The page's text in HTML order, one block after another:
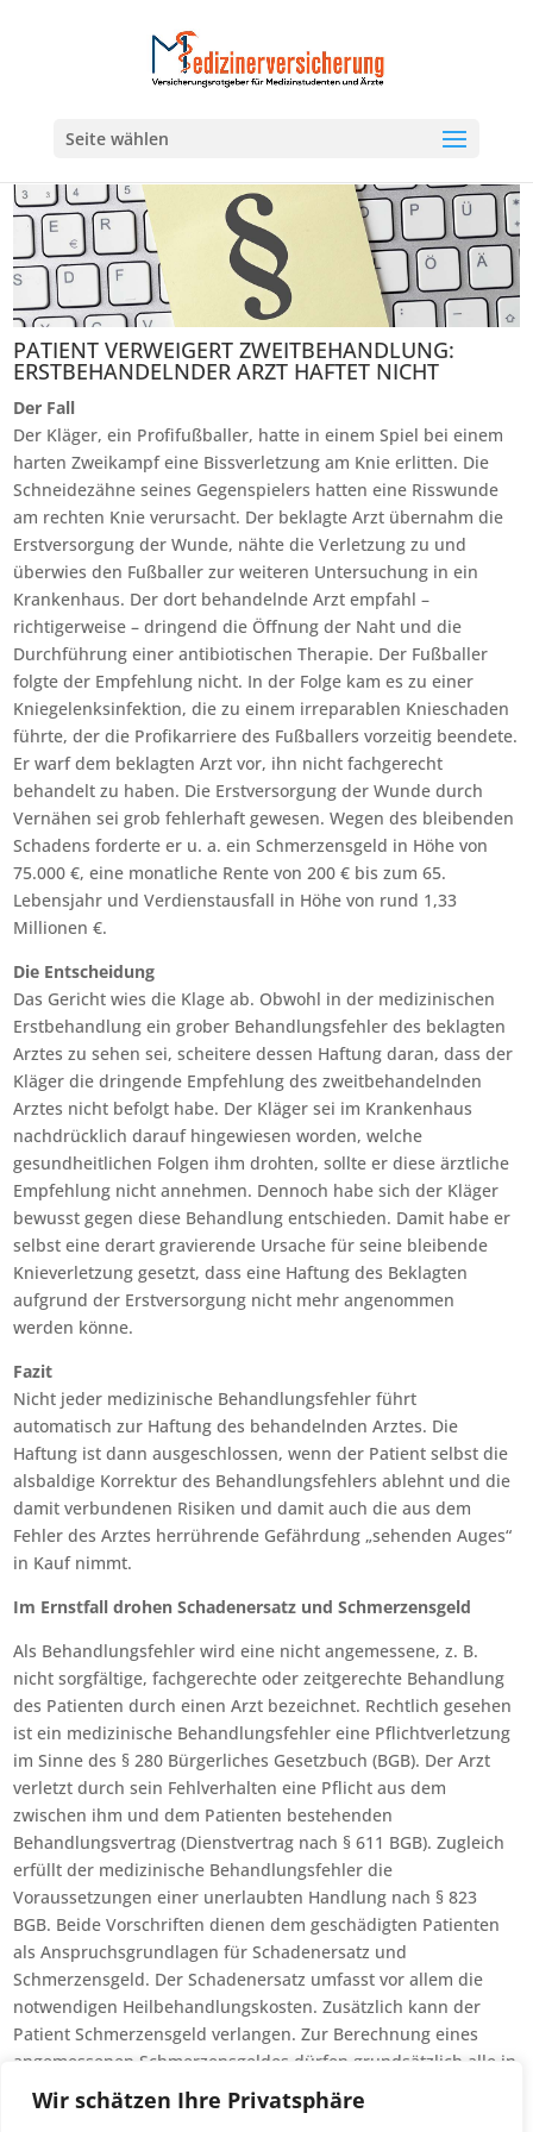
Wir schätzen Ihre Privatsphäre
Seite wählen
PATIENT VERWEIGERT ZWEITBEHANDLUNG:
ERSTBEHANDELNDER ARZT HAFTET NICHT
Der Fall
Der Kläger, ein Profifußballer, hatte in einem Spiel bei einem
harten Zweikampf eine Bissverletzung am Knie erlitten. Die
Schneidezähne seines Gegenspielers hatten eine Risswunde
am rechten Knie verursacht. Der beklagte Arzt übernahm die
Erstversorgung der Wunde, nähte die Verletzung zu und
überwies den Fußballer zur weiteren Untersuchung in ein
Krankenhaus. Der dort behandelnde Arzt empfahl –
richtigerweise – dringend die Öffnung der Naht und die
Durchführung einer antibiotischen Therapie. Der Fußballer
folgte der Empfehlung nicht. In der Folge kam es zu einer
Kniegelenksinfektion, die zu einem irreparablen Knieschaden
führte, der die Profikarriere des Fußballers vorzeitig beendete.
Er warf dem beklagten Arzt vor, ihn nicht fachgerecht
behandelt zu haben. Die Erstversorgung der Wunde durch
Vernähen sei grob fehlerhaft gewesen. Wegen des bleibenden
Schadens forderte er u. a. ein Schmerzensgeld in Höhe von
75.000 €, eine monatliche Rente von 200 € bis zum 65.
Lebensjahr und Verdienstausfall in Höhe von rund 1,33
Millionen €.
Die Entscheidung
Das Gericht wies die Klage ab. Obwohl in der medizinischen
Erstbehandlung ein grober Behandlungsfehler des beklagten
Arztes zu sehen sei, scheitere dessen Haftung daran, dass der
Kläger die dringende Empfehlung des zweitbehandelnden
Arztes nicht befolgt habe. Der Kläger sei im Krankenhaus
nachdrücklich darauf hingewiesen worden, welche
gesundheitlichen Folgen ihm drohten, sollte er diese ärztliche
Empfehlung nicht annehmen. Dennoch habe sich der Kläger
bewusst gegen diese Behandlung entschieden. Damit habe er
selbst eine derart gravierende Ursache für seine bleibende
Knieverletzung gesetzt, dass eine Haftung des Beklagten
aufgrund der Erstversorgung nicht mehr angenommen
werden könne.
Fazit
Nicht jeder medizinische Behandlungsfehler führt
automatisch zur Haftung des behandelnden Arztes. Die
Haftung ist dann ausgeschlossen, wenn der Patient selbst die
alsbaldige Korrektur des Behandlungsfehlers ablehnt und die
damit verbundenen Risiken und damit auch die aus dem
Fehler des Arztes herrührende Gefährdung „sehenden Auges“
in Kauf nimmt.
Im Ernstfall drohen Schadenersatz und Schmerzensgeld
Als Behandlungsfehler wird eine nicht angemessene, z. B.
nicht sorgfältige, fachgerechte oder zeitgerechte Behandlung
des Patienten durch einen Arzt bezeichnet. Rechtlich gesehen
ist ein medizinische Behandlungsfehler eine Pflichtverletzung
im Sinne des § 280 Bürgerliches Gesetzbuch (BGB). Der Arzt
verletzt durch sein Fehlverhalten eine Pflicht aus dem
zwischen ihm und dem Patienten bestehenden
Behandlungsvertrag (Dienstvertrag nach § 611 BGB). Zugleich
erfüllt der medizinische Behandlungsfehler die
Voraussetzungen einer unerlaubten Handlung nach § 823
BGB. Beide Vorschriften dienen dem geschädigten Patienten
als Anspruchsgrundlagen für Schadenersatz und
Schmerzensgeld. Der Schadenersatz umfasst vor allem die
notwendigen Heilbehandlungskosten. Zusätzlich kann der
Patient Schmerzensgeld verlangen. Zur Berechnung eines
angemessenen Schmerzensgeldes dürfen grundsätzlich alle in
Betracht kommenden Umstände des Einzelfalles
berücksichtigt werden.